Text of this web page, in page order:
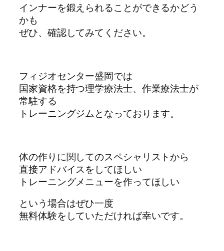
インナーを鍛えられることができるかどう
かも
ぜひ、確認してみてください。
フィジオセンター盛岡では
国家資格を持つ理学療法士、作業療法士が
常駐する
トレーニングジムとなっております。
体の作りに関してのスペシャリストから
直接アドバイスをしてほしい
トレーニングメニューを作ってほしい
という場合はぜひ一度
無料体験をしていただければ幸いです。